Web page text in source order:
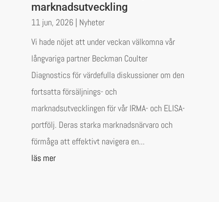
marknadsutveckling
11 jun, 2026| Nyheter
Vi hade nöjet att under veckan välkomna vår
långvariga partner Beckman Coulter
Diagnostics för värdefulla diskussioner om den
fortsatta försäljnings- och
marknadsutvecklingen för vår IRMA- och ELISA-
portfölj. Deras starka marknadsnärvaro och
förmåga att effektivt navigera en...
läs mer